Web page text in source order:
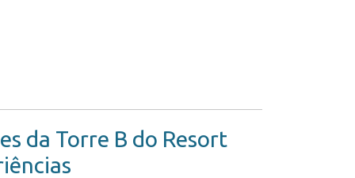
da Torre B do Resort